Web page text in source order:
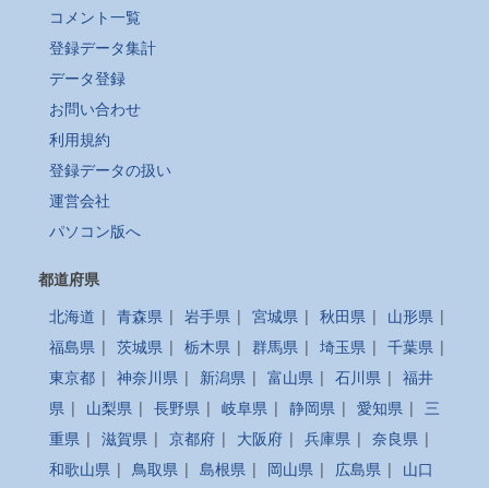
コメント一覧
登録データ集計
データ登録
お問い合わせ
利用規約
登録データの扱い
運営会社
パソコン版へ
都道府県
北海道 | 青森県 | 岩手県 | 宮城県 | 秋田県 | 山形県 |
福島県 | 茨城県 | 栃木県 | 群馬県 | 埼玉県 | 千葉県 |
東京都 | 神奈川県 | 新潟県 | 富山県 | 石川県 | 福井
県 | 山梨県 | 長野県 | 岐阜県 | 静岡県 | 愛知県 | 三
重県 | 滋賀県 | 京都府 | 大阪府 | 兵庫県 | 奈良県 |
和歌山県 | 鳥取県 | 島根県 | 岡山県 | 広島県 | 山口